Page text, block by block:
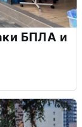
БПЛА и